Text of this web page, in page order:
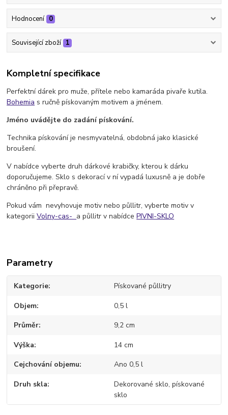
Hodnocení 0
Související zboží 1
Kompletní specifikace
Perfektní dárek pro muže, přítele nebo kamaráda pivaře kutila.
Bohemia s ručně pískovaným motivem a jménem.
Jméno uvádějte do zadání pískování.
Technika pískování je nesmyvatelná, obdobná jako klasické
broušení.
V nabídce vyberte druh dárkové krabičky, kterou k dárku
doporučujeme. Sklo s dekorací v ní vypadá luxusně a je dobře
chráněno při přepravě.
Pokud vám nevyhovuje motiv nebo půllitr, vyberte motiv v
kategoriiVolny-cas- a půllitr v nabídcePIVNI-SKLO
Parametry
Kategorie Pískované půllitry
Objem 0,5 l
Průměr 9,2 cm
Výška 14 cm
Cejchování objemu Ano 0,5 l
Druh skla
Dekorované sklo, pískované
sklo